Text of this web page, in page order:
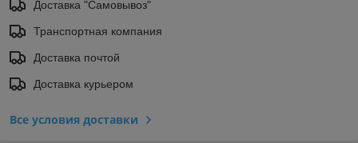
Доставка "Самовывоз"
Транспортная компания
Доставка почтой
Доставка курьером
Все условия доставки